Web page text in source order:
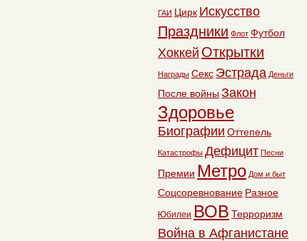
ГАИ Цирк Искусство
Праздники Флот Футбол
Хоккей Открытки
Награды Секс Эстрада Деньги
После войны Закон
Здоровье
Биографии Оттепель
Катастрофы Дефицит Песни
Премии Метро Дом и быт
Соцсоревнование Разное
Юбилеи ВОВ Терроризм
Война в Афганистане